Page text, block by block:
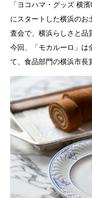
「ヨコハマ・グッズ 横
にスタートした横浜のお
査会で、横浜らしさと品
今回、「モカルーロ」は
て、食品部門の横浜市長